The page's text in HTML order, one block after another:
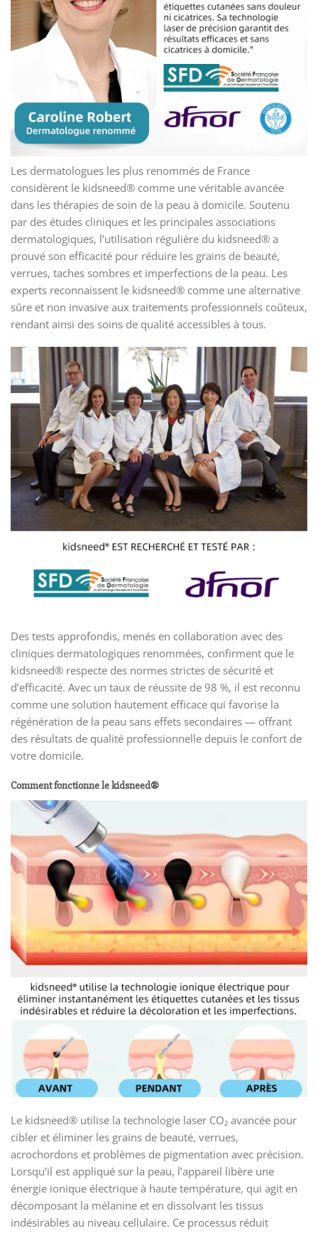
Les dermatologues les plus renommés de France
considèrent le kidsneed® comme une véritable avancée
dans les thérapies de soin de la peau à domicile. Soutenu
par des études cliniques et les principales associations
dermatologiques, l’utilisation régulière du kidsneed® a
prouvé son efficacité pour réduire les grains de beauté,
verrues, taches sombres et imperfections de la peau. Les
experts reconnaissent le kidsneed® comme une alternative
sûre et non invasive aux traitements professionnels coûteux,
rendant ainsi des soins de qualité accessibles à tous.
Des tests approfondis, menés en collaboration avec des
cliniques dermatologiques renommées, confirment que le
kidsneed® respecte des normes strictes de sécurité et
d’efficacité. Avec un taux de réussite de 98 %, il est reconnu
comme une solution hautement efficace qui favorise la
régénération de la peau sans effets secondaires — offrant
des résultats de qualité professionnelle depuis le confort de
votre domicile.
Comment fonctionne le kidsneed®
Le kidsneed® utilise la technologie laser CO₂ avancée pour
cibler et éliminer les grains de beauté, verrues,
acrochordons et problèmes de pigmentation avec précision.
Lorsqu’il est appliqué sur la peau, l’appareil libère une
énergie ionique électrique à haute température, qui agit en
décomposant la mélanine et en dissolvant les tissus
indésirables au niveau cellulaire. Ce processus réduit